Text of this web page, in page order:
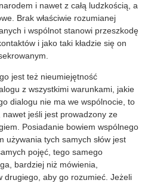
i nawet z całą ludzkością, a
Brak właściwie rozumianej
i wspólnot stanowi przeszkodę
i jako taki kładzie się on
jest też nieumiejętność
z wszystkimi warunkami, jakie
dialogu nie ma we wspólnocie, to
jeśli jest prowadzony ze
Posiadanie bowiem wspólnego
używania tych samych słów jest
pojęć, tego samego
bardziej niż mówienia,
drugiego, aby go rozumieć. Jeżeli